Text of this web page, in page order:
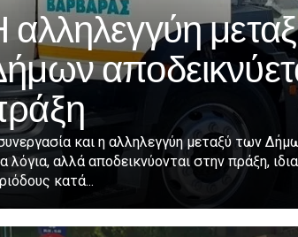
αλληλεγγύη
και η αλληλεγγύη μεταξύ των
λόγια, αλλά αποδεικνύονται στην πράξη,
κατά...